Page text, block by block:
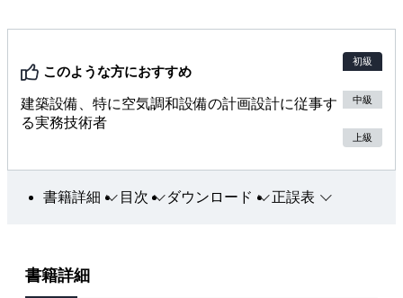
このような方におすすめ
建築設備、特に空気調和設備の計画設計に従事す
る実務技術者
初級
中級
上級
書籍詳細 目次 ダウンロード 正誤表
書籍詳細